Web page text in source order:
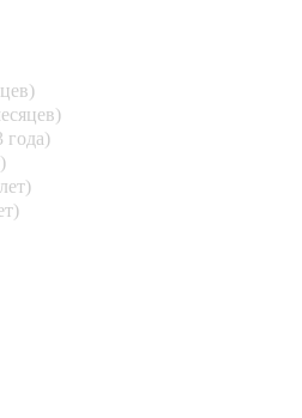
года)